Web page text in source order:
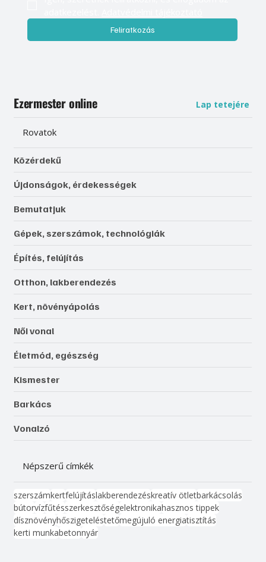
Feliratkozás
Ezermester online Lap tetejére
Rovatok
Közérdekű
Újdonságok, érdekességek
Bemutatjuk
Gépek, szerszámok, technológiák
Építés, felújítás
Otthon, lakberendezés
Kert, növényápolás
Női vonal
Életmód, egészség
Kismester
Barkács
Vonalzó
Népszerű címkék
szerszámkertfelújításlakberendezéskreatív ötletbarkácsolás
bútorvízfűtésszerkesztőségelektronikahasznos tippek
dísznövényhőszigeteléstetőmegújuló energiatisztítás
kerti munkabetonnyár